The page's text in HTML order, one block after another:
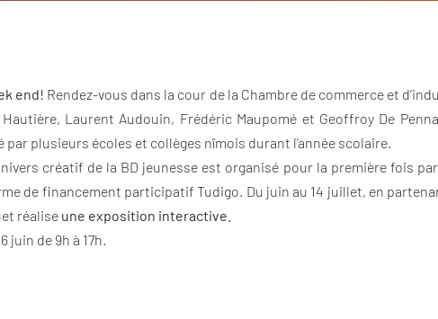
end! Rendez-vous dans la cour de la Chambre de commerce et
Laurent Audouin, Frédéric Maupomé et Geoffroy De
plusieurs écoles et collèges nîmois durant l’année scolaire.
créatif de la BD jeunesse est organisé pour la première fois par
de financement participatif Tudigo. Du juin au 14 juillet, en
réalise une exposition interactive.
juin de 9h à 17h.